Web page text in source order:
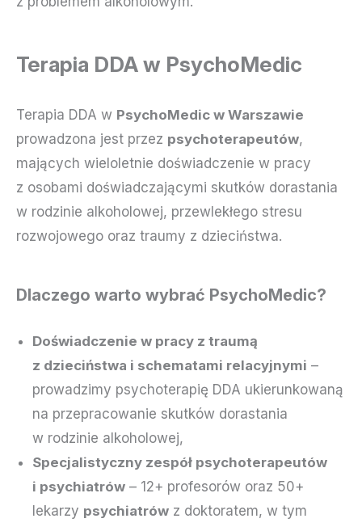
Terapia DDA w PsychoMedic
Terapia DDA w PsychoMedic w Warszawie
prowadzona jest przez psychoterapeutów,
mających wieloletnie doświadczenie w pracy
z osobami doświadczającymi skutków dorastania
w rodzinie alkoholowej, przewlekłego stresu
rozwojowego oraz traumy z dzieciństwa.
Dlaczego warto wybrać PsychoMedic?
Doświadczenie w pracy z traumą
z dzieciństwa i schematami relacyjnymi –
prowadzimy psychoterapię DDA ukierunkowaną
na przepracowanie skutków dorastania
w rodzinie alkoholowej,
Specjalistyczny zespół psychoterapeutów
i psychiatrów – 12+ profesorów oraz 50+
lekarzy psychiatrów z doktoratem, w tym